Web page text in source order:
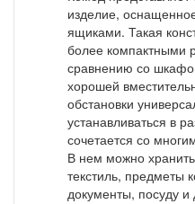
изделие,
ящиками. Такая
более компактными
сравнению со
хорошей
обстановки
устанавливаться в
сочетается со
В нем можно
текстиль, предметы
документы, посуду и